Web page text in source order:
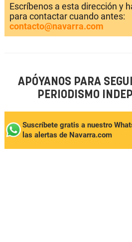
Escríbenos a esta dirección y
para contactar cuando antes:
contacto@navarra.com
APÓYANOS PARA
PERIODISMO
Suscríbete gratis a nuestro
las alertas de Navarra.com